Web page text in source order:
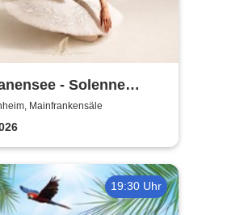
- Solenne
Mainfrankensäle
19:30 Uhr